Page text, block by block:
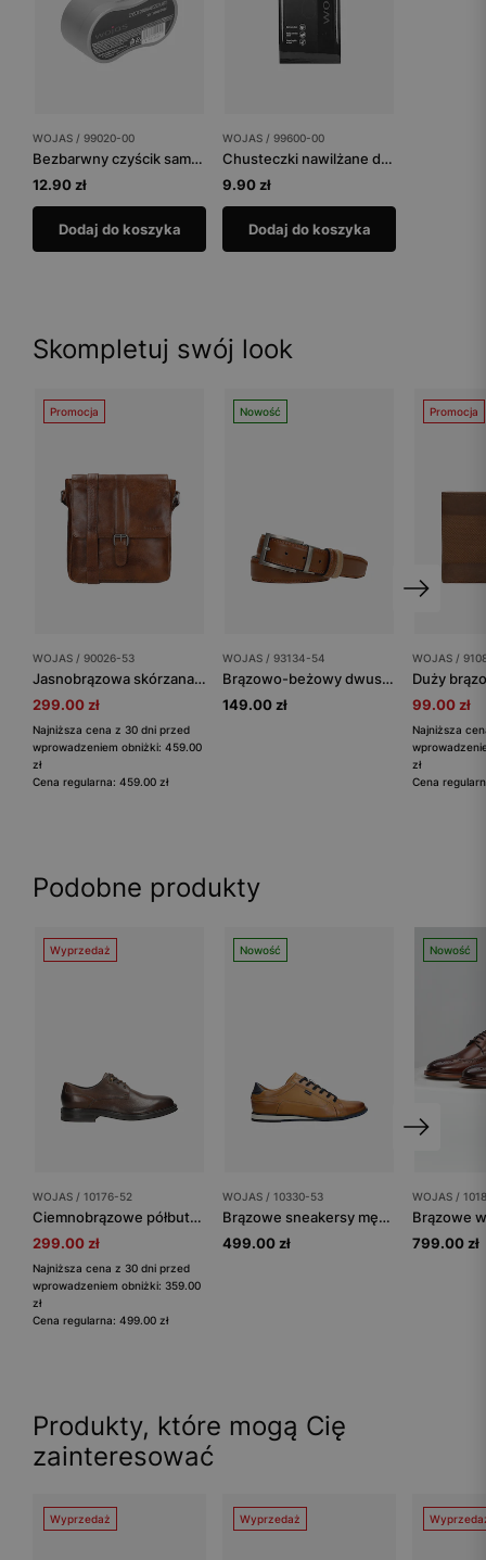
WOJAS / 99020-00
Bezbarwny czyścik samo-nabłyszczający
12.90 zł
Dodaj do koszyka
WOJAS / 99600-00
Chusteczki nawilżane do czyszczenia
9.90 zł
Dodaj do koszyka
Skompletuj swój look
Promocja
WOJAS / 90026-53
Jasnobrązowa skórzana torba męska listonoszka
299.00 zł
Najniższa cena z 30 dni przed
wprowadzeniem obniżki: 459.00
zł
Cena regularna: 459.00 zł
Nowość
WOJAS / 93134-54
Brązowo-beżowy dwustronny pasek męski z obrotową klamrą
149.00 zł
Promocja
WOJAS /
99.00 zł
Najniższa
zł
Cena
Podobne produkty
Wyprzedaż
WOJAS / 10176-52
Ciemnobrązowe półbuty męskie z gładkiej skóry licowej
299.00 zł
Najniższa cena z 30 dni przed
wprowadzeniem obniżki: 359.00
zł
Cena regularna: 499.00 zł
Nowość
WOJAS / 10330-53
Brązowe sneakersy męskie z granatowymi wstawkami
499.00 zł
Nowość
WOJAS /
799.00 zł
Produkty, które mogą Cię
zainteresować
Wyprzedaż Wyprzedaż